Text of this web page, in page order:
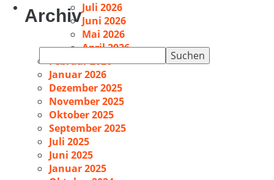
nach:
ArchivJuli 2026
Juni 2026
Mai 2026
April 2026
Februar 2026
Januar 2026
Dezember 2025
November 2025
Oktober 2025
September 2025
Juli 2025
Juni 2025
Januar 2025